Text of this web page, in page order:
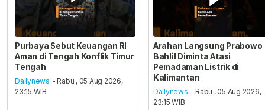
Purbaya Sebut Keuangan RI
Aman di Tengah Konflik Timur
Tengah
Dailynews - Rabu , 05 Aug 2026,
23:15 WIB
Arahan Langsung Prabowo
Bahlil Diminta Atasi
Pemadaman Listrik di
Kalimantan
Dailynews - Rabu , 05 Aug 2026,
23:15 WIB